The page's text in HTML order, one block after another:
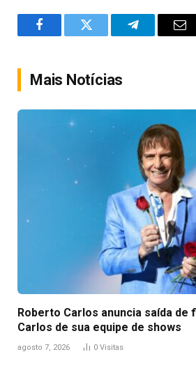
FacebookTwitter Telegram
Mais Notícias
Roberto Carlos anuncia saída de
Carlos de sua equipe de shows
agosto 7, 2026 0 Visitas